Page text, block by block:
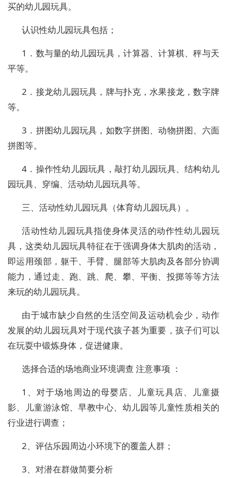
买的幼儿园玩具。
认识性幼儿园玩具包括；
1．数与量的幼儿园玩具，计算器、计算棋、秤与天
平等。
2．接龙幼儿园玩具，牌与扑克，水果接龙，数字牌
等。
3．拼图幼儿园玩具，如数字拼图、动物拼图、六面
拼图等。
4．操作性幼儿园玩具，敲打幼儿园玩具、结构幼儿
园玩具、穿编、活动幼儿园玩具等。
三、活动性幼儿园玩具（体育幼儿园玩具）。
活动性幼儿园玩具指使身体灵活的动作性幼儿园玩
具，这类幼儿园玩具特征在于强调身体大肌肉的活动，
即运用颈部，躯干、手臂、腿部等大肌肉及各部分协调
能力，通过走、跑、跳、爬、攀、平衡、投掷等等方法
来玩的幼儿园玩具。
由于城市缺少自然的生活空间及运动机会少，动作
发展的幼儿园玩具对于现代孩子甚为重要，孩子们可以
在玩耍中锻炼身体，促进健康。
选择合适的场地商业环境调查 注意事项 ：
1、对于场地周边的母婴店、儿童玩具店、儿童摄
影、儿童游泳馆、早教中心、幼儿园等儿童性质相关的
行业进行调查；
2、评估乐园周边小环境下的覆盖人群；
3、对潜在群做简要分析